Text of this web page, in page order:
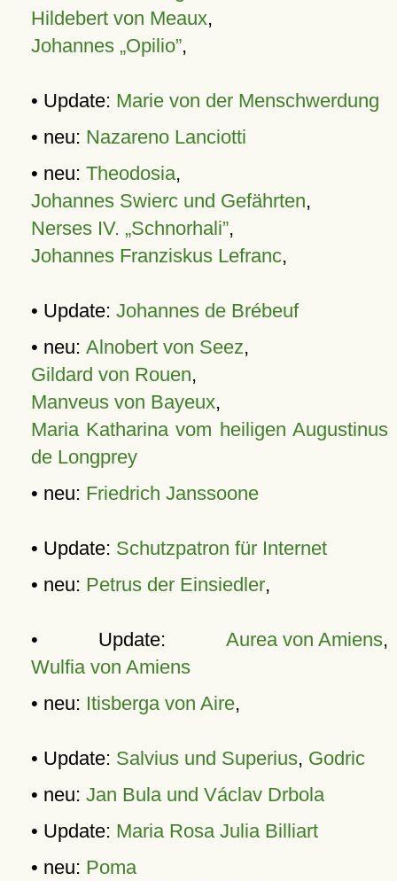
Hildebert von Meaux,
Johannes „Opilio”,
• Update: Marie von der Menschwerdung
• neu: Nazareno Lanciotti
• neu: Theodosia,
Johannes Swierc und Gefährten,
Nerses IV. „Schnorhali”,
Johannes Franziskus Lefranc,
• Update: Johannes de Brébeuf
• neu: Alnobert von Seez,
Gildard von Rouen,
Manveus von Bayeux,
Maria Katharina vom heiligen Augustinus
de Longprey
• neu: Friedrich Janssoone
• Update: Schutzpatron für Internet
• neu: Petrus der Einsiedler,
• Update: Aurea von Amiens,
Wulfia von Amiens
• neu: Itisberga von Aire,
• Update: Salvius und Superius, Godric
• neu: Jan Bula und Václav Drbola
• Update: Maria Rosa Julia Billiart
• neu: Poma